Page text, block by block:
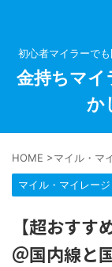
初心者マイラーで
金持ちマイ
か
HOME >マイル・マ
マイル・マイレージ
【超おす
＠国内線と